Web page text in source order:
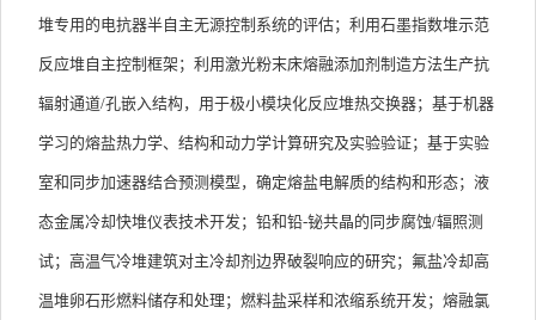
堆专用的电抗器半自主无源控制系统的评估；利用石墨指数堆示范
反应堆自主控制框架；利用激光粉末床熔融添加剂制造方法生产抗
辐射通道/孔嵌入结构，用于极小模块化反应堆热交换器；基于机器
学习的熔盐热力学、结构和动力学计算研究及实验验证；基于实验
室和同步加速器结合预测模型，确定熔盐电解质的结构和形态；液
态金属冷却快堆仪表技术开发；铅和铅-铋共晶的同步腐蚀/辐照测
试；高温气冷堆建筑对主冷却剂边界破裂响应的研究；氟盐冷却高
温堆卵石形燃料储存和处理；燃料盐采样和浓缩系统开发；熔融氯